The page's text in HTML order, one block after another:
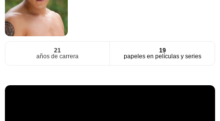
21
años de carrera
19
papeles en películas y series